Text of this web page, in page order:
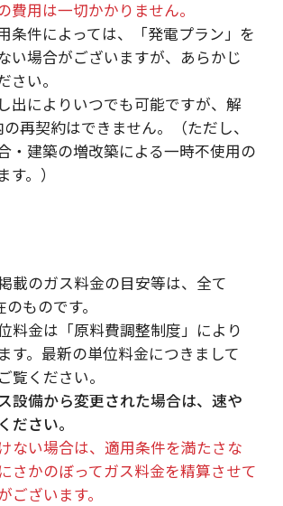
費用は一切かかりません。
条件によっては、「発電プラン」を
い場合がございますが、あらかじ
さい。
出によりいつでも可能ですが、解
再契約はできません。（ただし、
・建築の増改築による一時不使用の
。）
載のガス料金の目安等は、全て
ものです。
料金は「原料費調整制度」により
す。最新の単位料金につきまして
覧ください。
設備から変更された場合は、速や
ださい。
ない場合は、適用条件を満たさな
さかのぼってガス料金を精算させて
ございます。